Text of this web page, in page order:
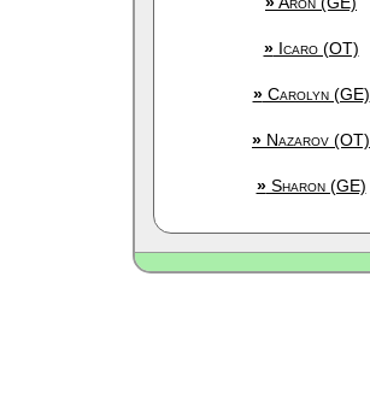
»Icaro (OT)
»Carolyn (GE)
» Nazarov (OT)
»Sharon (GE)